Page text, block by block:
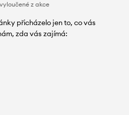
z akce
přicházelo jen to, co vás
zda vás zajímá: